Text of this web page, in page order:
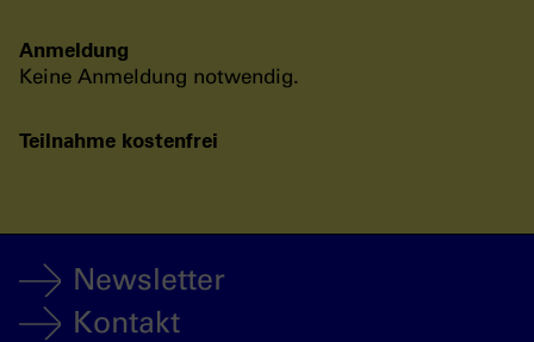
Anmeldung
Keine Anmeldung notwendig.
Teilnahme kostenfrei
Newsletter
Kontakt